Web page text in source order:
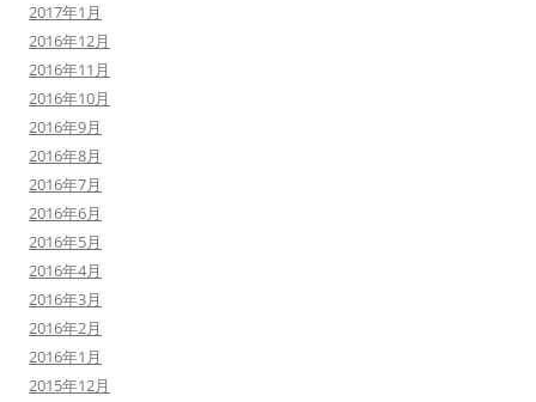
2017年1月
2016年12月
2016年11月
2016年10月
2016年9月
2016年8月
2016年7月
2016年6月
2016年5月
2016年4月
2016年3月
2016年2月
2016年1月
2015年12月